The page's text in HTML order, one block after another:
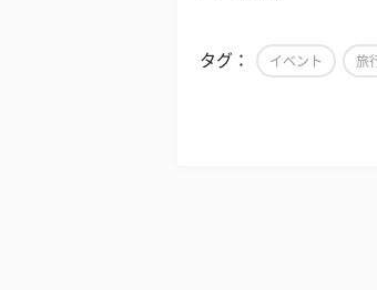
タグ： イベント 旅